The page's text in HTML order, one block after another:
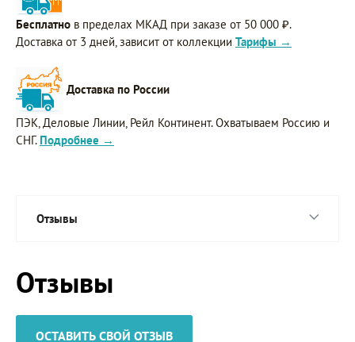
Бесплатно в пределах МКАД при заказе от 50 000 ₽.
Доставка от 3 дней, зависит от коллекции Тарифы →
Доставка по России
ПЭК, Деловые Линии, Рейл Континент. Охватываем Россию и
СНГ. Подробнее →
Отзывы
Отзывы
ОСТАВИТЬ СВОЙ ОТЗЫВ